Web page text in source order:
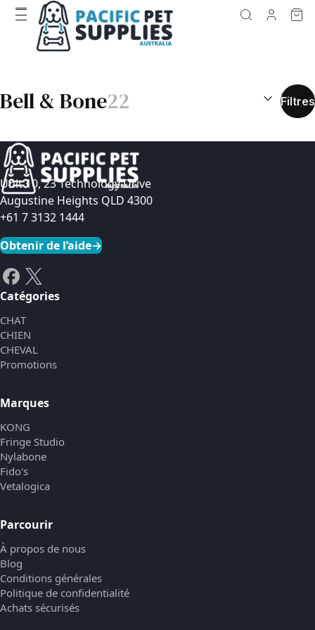
Bell & Bone22 RÉSULTATS
Filtres
Unit 10, 23 Technology Drive
Augustine Heights QLD 4300
+61 7 3132 1444
Obtenir de l’aide→
Catégories
CHAT
CHIEN
CHEVAL
Promotions
Marques
KONG
Fringe Studio
Nylabone
Fido's
Vetalogica
Parcourir
À propos de nous
Blog
Conditions générales
Politique de confidentialité
Achats sécurisés